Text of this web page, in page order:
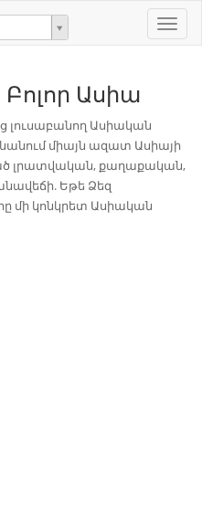
Toggle
Բոլոր Ասիա
լուսաբանող Ասիական
միայն ազատ Ասիայի
լրատվական, քաղաքական,
Եթե Ձեզ
մի կոնկրետ Ասիական